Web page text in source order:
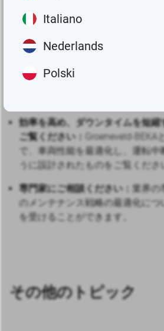
Italiano
Nederlands
Polski
潤滑の未来を体験してください
ブースでは、以下のことが可能です：
効率を高め、ダウンタイムを短
ご覧ください：
Groeneveld-
で、車両性能を最適化し、運転
うに設計されたものをご覧くださ
専門家にご相談ください： 業界の
のメンテナンス戦略の最適化につ
を受けることができます。
その他のトピック